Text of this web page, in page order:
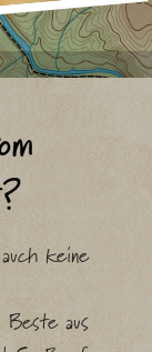
keine
aus